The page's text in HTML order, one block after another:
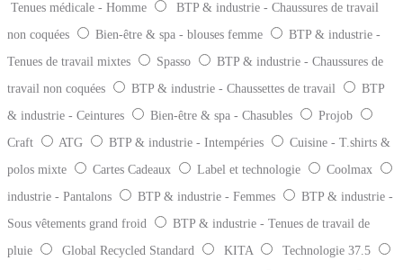
Tenues médicale - Homme
BTP & industrie - Chaussures de travail
non coquées
Bien-être & spa - blouses femme
BTP & industrie -
Tenues de travail mixtes
Spasso
BTP & industrie - Chaussures de
travail non coquées
BTP & industrie - Chaussettes de travail
BTP
& industrie - Ceintures
Bien-être & spa - Chasubles
Projob
Craft
ATG BTP & industrie - Intempéries
Cuisine - T.shirts &
polos mixte
Cartes Cadeaux Label et technologie
Coolmax
industrie - Pantalons
BTP & industrie - Femmes
BTP & industrie -
Sous vêtements grand froid
BTP & industrie - Tenues de travail de
pluie
Global Recycled Standard KITA
Technologie 37.5